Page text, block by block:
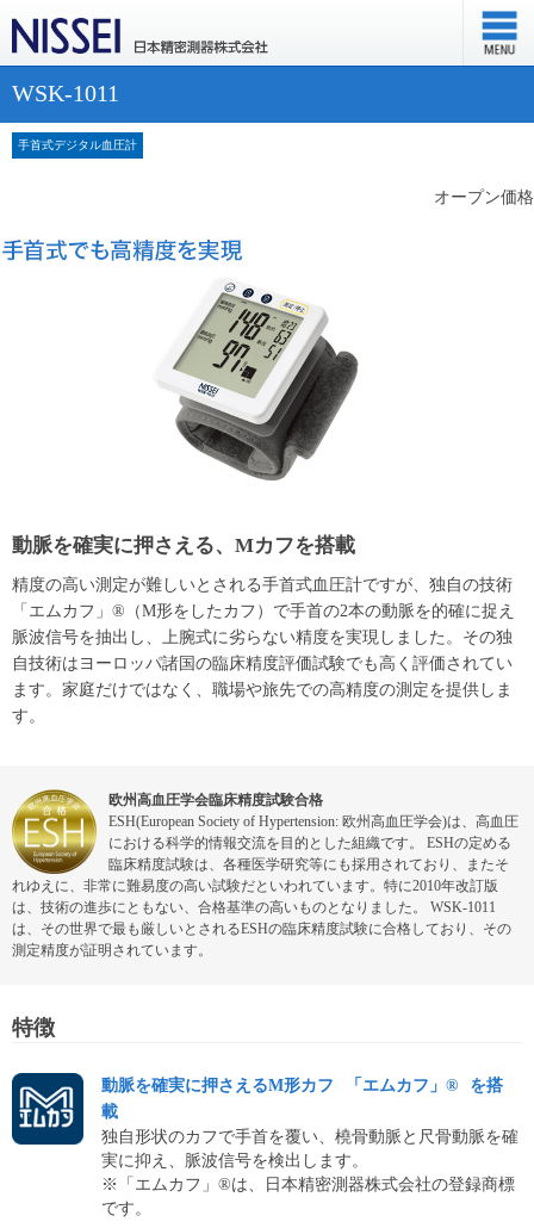
WSK-1011
手首式デジタル血圧計
オープン価格
動脈を確実に押さえる、Mカフを搭載
精度の高い測定が難しいとされる手首式血圧計ですが、独自の技術
「エムカフ」®（M形をしたカフ）で手首の2本の動脈を的確に捉え
脈波信号を抽出し、上腕式に劣らない精度を実現しました。その独
自技術はヨーロッパ諸国の臨床精度評価試験でも高く評価されてい
ます。家庭だけではなく、職場や旅先での高精度の測定を提供しま
す。
欧州高血圧学会臨床精度試験合格
ESH(European Society of Hypertension: 欧州高血圧学会)は、高血圧
における科学的情報交流を目的とした組織です。 ESHの定める
臨床精度試験は、各種医学研究等にも採用されており、またそ
れゆえに、非常に難易度の高い試験だといわれています。特に2010年改訂版
は、技術の進歩にともない、合格基準の高いものとなりました。 WSK-1011
は、その世界で最も厳しいとされるESHの臨床精度試験に合格しており、その
測定精度が証明されています。
特徴
動脈を確実に押さえるM形カフ 「エムカフ」®
を搭
載
独自形状のカフで手首を覆い、橈骨動脈と尺骨動脈を確
実に抑え、脈波信号を検出します。
※「エムカフ」®は、日本精密測器株式会社の登録商標
です。